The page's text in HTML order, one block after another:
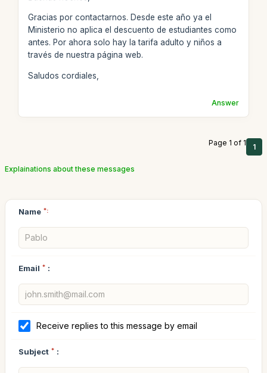
Gracias por contactarnos. Desde este año ya el
Ministerio no aplica el descuento de estudiantes como
antes. Por ahora solo hay la tarifa adulto y niños a
través de nuestra página web.
Saludos cordiales,
Answer
Page 1 of 1 1
Explainations about these messages
Name *:
Email * :
Receive replies to this message by email
Subject * :